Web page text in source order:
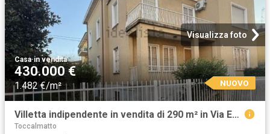
Visualizza foto
Casa·in vendita
430.000 €
1.482 €/m² NUOVO
Villetta indipendente in vendita di 290 m² in Via Enrico Fermi
Toccalmatto